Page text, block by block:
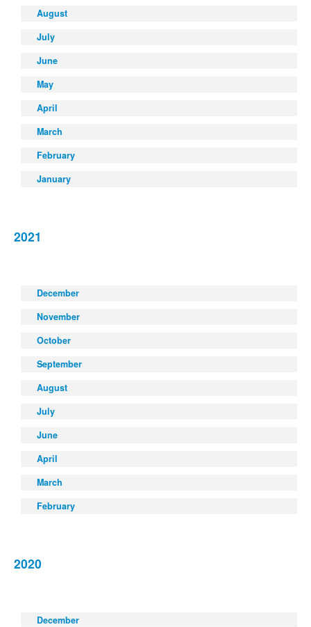
August
July
June
May
April
March
February
January
2021
December
November
October
September
August
July
June
April
March
February
2020
December